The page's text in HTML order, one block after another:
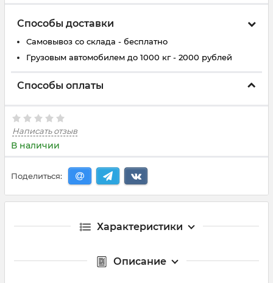
Способы доставки
Самовывоз со склада - бесплатно
Грузовым автомобилем до 1000 кг - 2000 рублей
Способы оплаты
Написать отзыв
В наличии
Поделиться:
Характеристики
Описание